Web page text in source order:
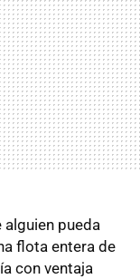
alguien pueda
flota entera de
con ventaja